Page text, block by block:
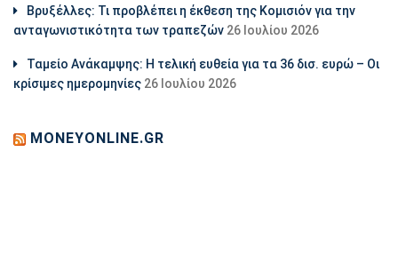
Βρυξέλλες: Τι προβλέπει η έκθεση της Κομισιόν για την
ανταγωνιστικότητα των τραπεζών 26 Ιουλίου 2026
Ταμείο Ανάκαμψης: Η τελική ευθεία για τα 36 δισ. ευρώ – Οι
κρίσιμες ημερομηνίες 26 Ιουλίου 2026
MONEYONLINE.GR